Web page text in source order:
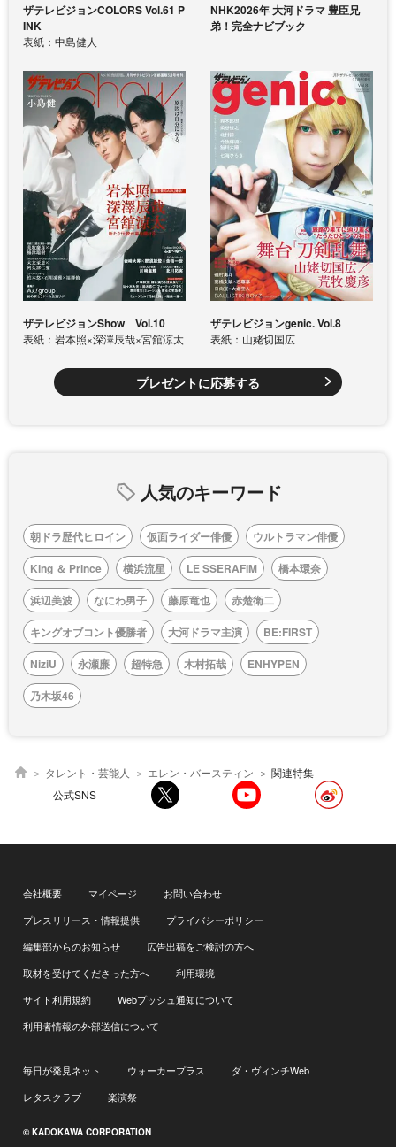
ザテレビジョンCOLORS Vol.61 P
INK
表紙：中島健人
NHK2026年 大河ドラマ 豊臣兄
弟！完全ナビブック
ザテレビジョンShow Vol.10
表紙：岩本照×深澤辰哉×宮舘涼太
ザテレビジョンgenic. Vol.8
表紙：山姥切国広
プレゼントに応募する
人気のキーワード
朝ドラ歴代ヒロイン 仮面ライダー俳優
ウルトラマン俳優
King ＆ Prince
横浜流星 LE SSERAFIM
橋本環奈
浜辺美波
なにわ男子 藤原竜也
赤楚衛二
キングオブコント優勝者
大河ドラマ主演
BE:FIRST
NiziU
永瀬廉 超特急 木村拓哉
ENHYPEN
乃木坂46
タレント・芸能人 エレン・バースティン
関連特集
公式SNS
会社概要 マイページ
お問い合わせ
プレスリリース・情報提供
プライバシーポリシー
編集部からのお知らせ
広告出稿をご検討の方へ
取材を受けてくださった方へ
利用環境
サイト利用規約
Webプッシュ通知について
利用者情報の外部送信について
毎日が発見ネット ウォーカープラス
ダ・ヴィンチWeb
レタスクラブ
楽演祭
© KADOKAWA CORPORATION